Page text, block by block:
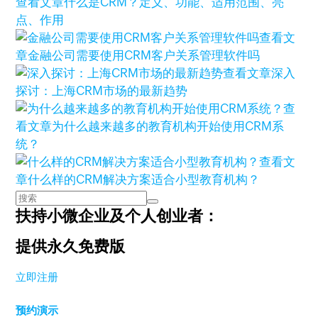
点、作用
查看文
章金融公司需要使用CRM客户关系管理软件吗
查看文章深入
探讨：上海CRM市场的最新趋势
查
看文章为什么越来越多的教育机构开始使用CRM系
统？
查看文
章什么样的CRM解决方案适合小型教育机构？
扶持小微企业及个人创业者：
提供永久免费版
立即注册
预约演示